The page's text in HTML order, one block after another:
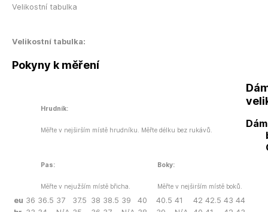
Velikostní tabulka
Velikostní tabulka:
Pokyny k měření
Hrudník:
Měřte v nejširším místě hrudníku. Měřte délku bez rukávů.
Pas:
Měřte v nejužším místě břicha.
Boky:
Měřte v nejširším místě boků.
eu 36 36.5 37 37.5 38 38.5 39 40 40.5 41 42 42.5 43 44